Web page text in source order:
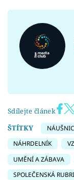
Sdílejte článek
ŠTÍTKY
NÁHRDELNÍK
UMĚNÍ A ZÁBAVA
SPOLEČENSKÁ